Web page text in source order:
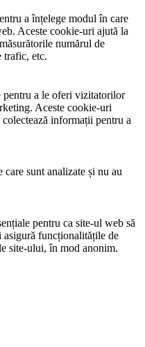
a înțelege modul în care
Aceste cookie-uri ajută la
numărul de
trafic, etc.
a le oferi vizitatorilor
Aceste cookie-uri
informații pentru a
sunt analizate și nu au
pentru ca site-ul web să
funcționalitățile de
site-ului, în mod anonim.